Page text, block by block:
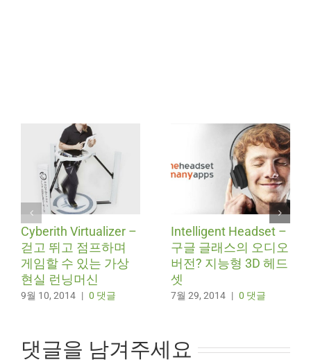
Cyberith Virtualizer –
걷고 뛰고 점프하며
게임할 수 있는 가상
현실 런닝머신
9월 10, 2014 | 0 댓글
Intelligent Headset –
구글 글래스의 오디오
버전? 지능형 3D 헤드
셋
7월 29, 2014 | 0 댓글
댓글을 남겨주세요